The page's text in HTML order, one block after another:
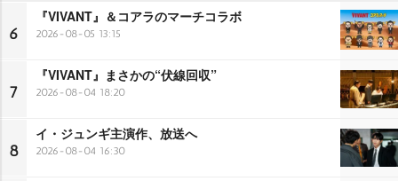
6
『VIVANT』＆コアラのマーチコラボ
2026-08-05 13:15
7
『VIVANT』まさかの“伏線回収”
2026-08-04 18:20
8
イ・ジュンギ主演作、放送へ
2026-08-04 16:30